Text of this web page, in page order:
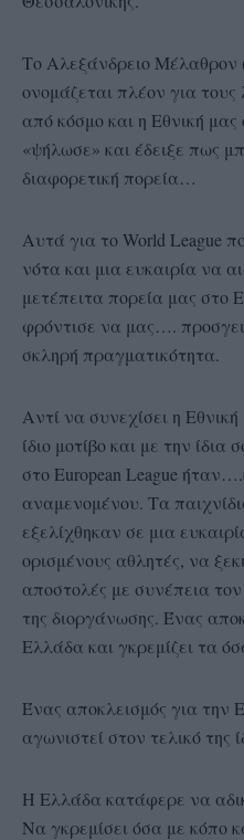
Το Αλεξάνδρειο Μέλαθρον
ονομάζεται πλέον για
από κόσμο και η Εθνική
«ψήλωσε» και έδειξε πως
διαφορετική πορεία…
Αυτά για το World League
νότα και μια ευκαιρία να
μετέπειτα πορεία μας στο
φρόντισε να μας….
σκληρή πραγματικότητα.
Αντί να συνεχίσει η
ίδιο μοτίβο και με την
στο European League
αναμενομένου. Τα
εξελίχθηκαν σε μια
ορισμένους αθλητές, να
αποστολές με συνέπεια
της διοργάνωσης. Ένας
Ελλάδα και γκρεμίζει τα
Ένας αποκλεισμός για την
αγωνιστεί στον τελικό της
Η Ελλάδα κατάφερε να
Να γκρεμίσει όσα με κόπο